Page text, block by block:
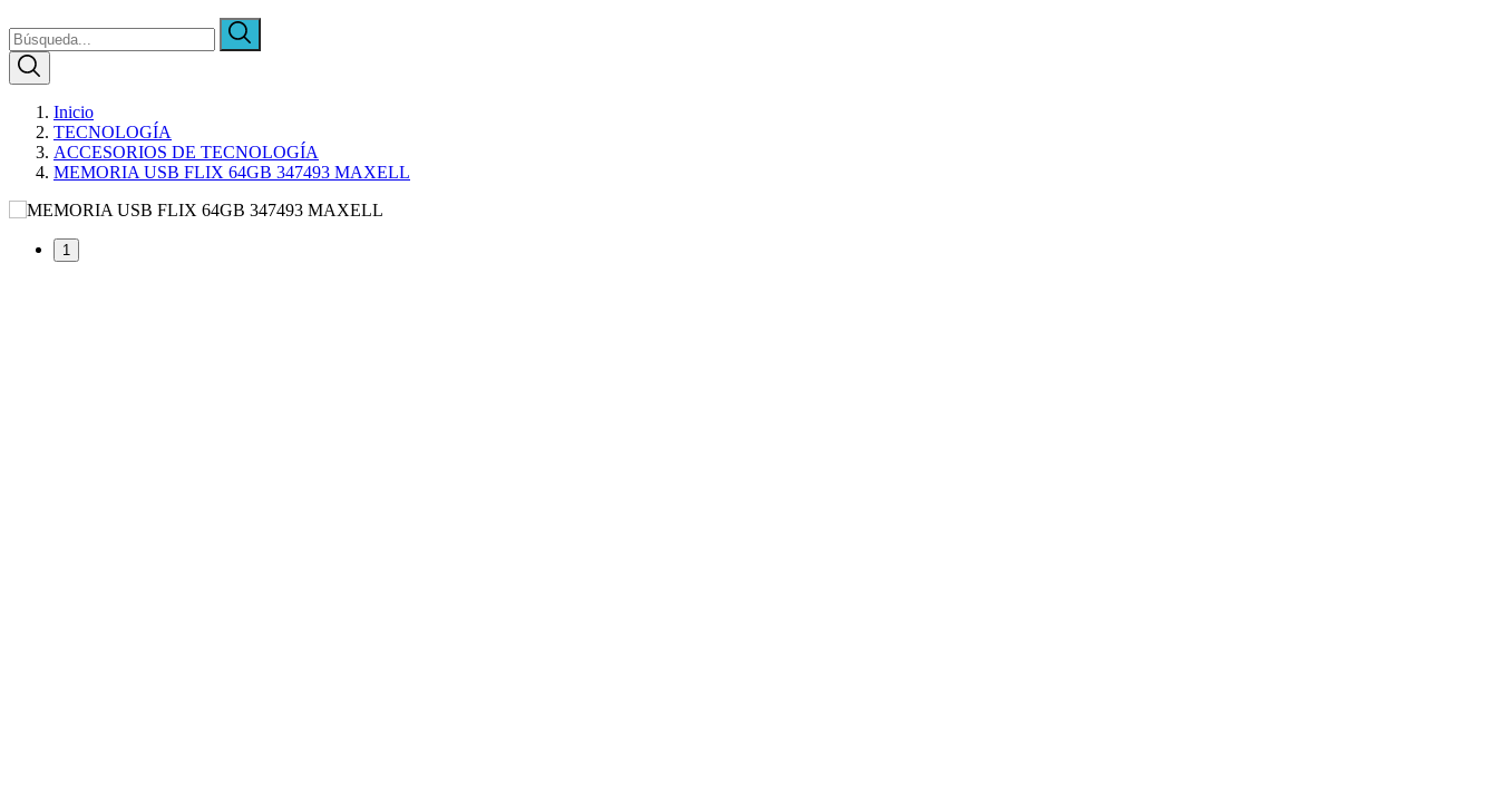
Inicio
TECNOLOGÍA
ACCESORIOS DE TECNOLOGÍA
MEMORIA USB FLIX 64GB 347493 MAXELL
1